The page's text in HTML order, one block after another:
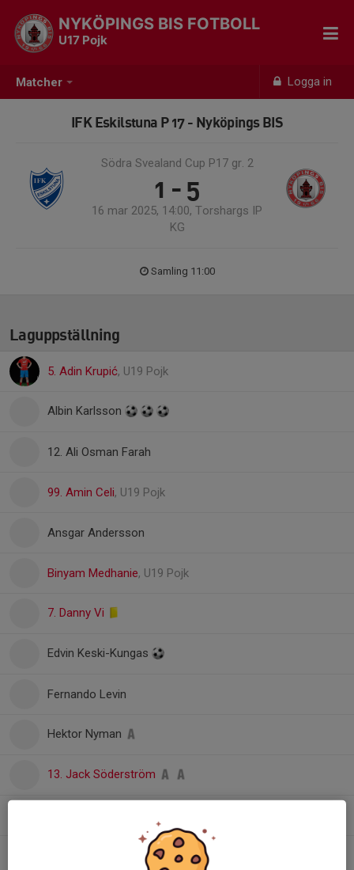
Matcher Logga in
NYKÖPINGS BIS FOTBOLL
U17 Pojk
IFK Eskilstuna P 17 - Nyköpings BIS
Södra Svealand Cup P17 gr. 2
1 - 5
16 mar 2025, 14:00, Torshargs IP
KG
Samling 11:00
Laguppställning
5. Adin Krupić, U19 Pojk
Albin Karlsson
12. Ali Osman Farah
99. Amin Celi, U19 Pojk
Ansgar Andersson
Binyam Medhanie, U19 Pojk
7. Danny Vi
Edvin Keski-Kungas
Fernando Levin
Hektor Nyman
13. Jack Söderström